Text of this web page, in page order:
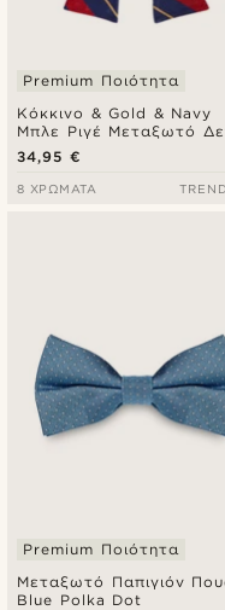
Κόκκινο & Gold & Navy
Μπλε Ριγέ Μεταξωτό
Παπιγιόν
Premium Ποιότητα
34,95 €
8 ΧΡΏΜΑΤΑ
Μεταξωτό Παπιγιόν
Blue Polka Dot
Premium Ποιότητα